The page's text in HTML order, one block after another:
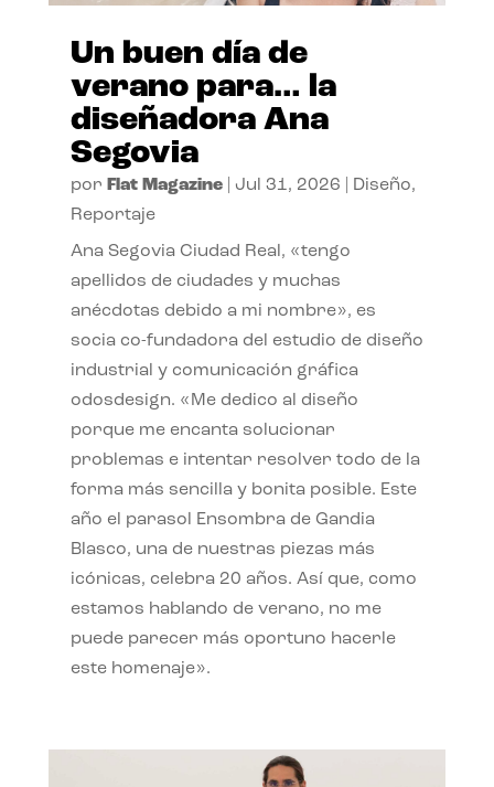
Un buen día de
verano para… la
diseñadora Ana
Segovia
por Flat Magazine| Jul 31, 2026 Diseño,
Reportaje
Ana Segovia Ciudad Real, «tengo
apellidos de ciudades y muchas
anécdotas debido a mi nombre», es
socia co-fundadora del estudio de diseño
industrial y comunicación gráfica
odosdesign. «Me dedico al diseño
porque me encanta solucionar
problemas e intentar resolver todo de la
forma más sencilla y bonita posible. Este
año el parasol Ensombra de Gandia
Blasco, una de nuestras piezas más
icónicas, celebra 20 años. Así que, como
estamos hablando de verano, no me
puede parecer más oportuno hacerle
este homenaje».